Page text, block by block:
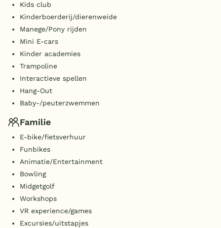
Kids club
Kinderboerderij/dierenweide
Manege/Pony rijden
Mini E-cars
Kinder academies
Trampoline
Interactieve spellen
Hang-Out
Baby-/peuterzwemmen
Familie
E-bike/fietsverhuur
Funbikes
Animatie/Entertainment
Bowling
Midgetgolf
Workshops
VR experience/games
Excursies/uitstapjes